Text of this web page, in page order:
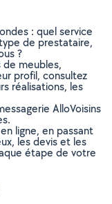
: quel service
de prestataire,
?
meubles,
profil, consultez
réalisations, les
AlloVoisins
ligne, en passant
les devis et les
étape de votre